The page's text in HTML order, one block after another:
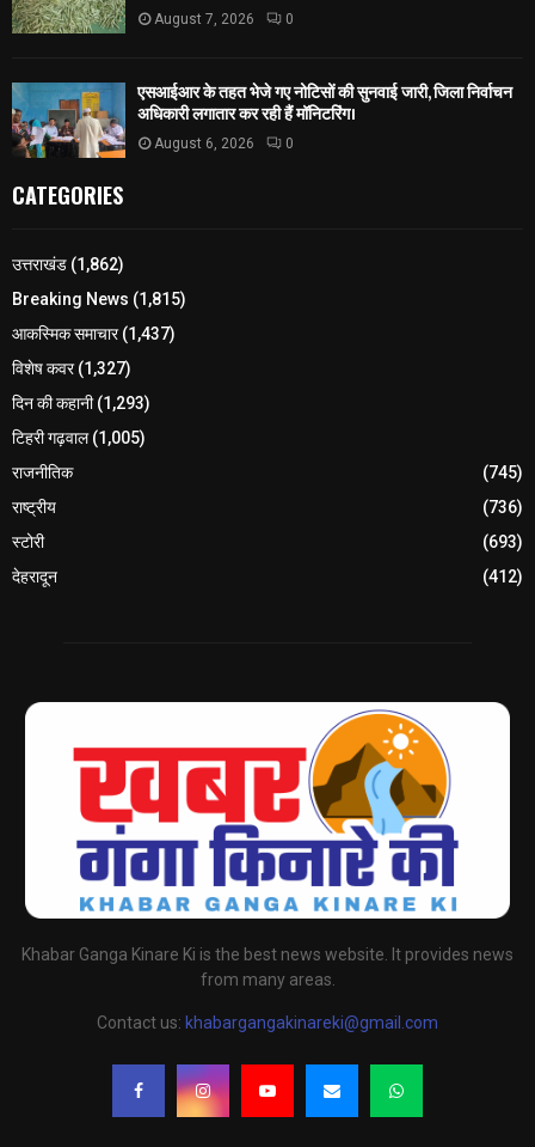
August 7, 2026 0
एसआईआर के तहत भेजे गए नोटिसों की सुनवाई जारी, जिला निर्वाचन
अधिकारी लगातार कर रही हैं मॉनिटरिंग।
August 6, 2026 0
CATEGORIES
उत्तराखंड (1,862)
Breaking News (1,815)
आकस्मिक समाचार(1,437)
विशेष कवर(1,327)
दिन की कहानी(1,293)
टिहरी गढ़वाल(1,005)
राजनीतिक
(745)
राष्ट्रीय
(736)
स्टोरी
(693)
देहरादून
(412)
Khabar Ganga Kinare Ki is the best news website. It provides news
from many areas.
Contact us: khabargangakinareki@gmail.com